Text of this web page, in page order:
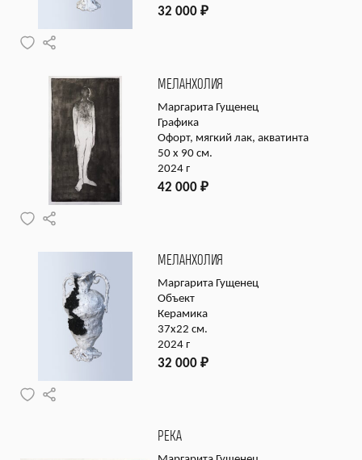
32 000 ₽
МЕЛАНХОЛИЯ
Маргарита Гущенец
Графика
Офорт, мягкий лак, акватинта
50 х 90 см.
2024 г
42 000 ₽
МЕЛАНХОЛИЯ
Маргарита Гущенец
Объект
Керамика
37х22 см.
2024 г
32 000 ₽
РЕКА